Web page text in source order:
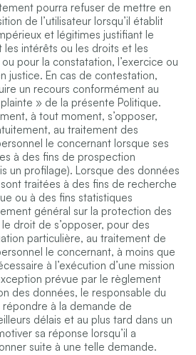
pourra refuser de mettre en
de l’utilisateur lorsqu’il établit
et légitimes justifiant le
intérêts ou les droits et les
ou pour la constatation, l’exercice ou
justice. En cas de contestation,
un recours conformément au
» de la présente Politique.
à tout moment, s’opposer,
au traitement des
le concernant lorsque ses
à des fins de prospection
un profilage). Lorsque des données
traitées à des fins de recherche
ou à des fins statistiques
général sur la protection des
droit de s’opposer, pour des
particulière, au traitement de
le concernant, à moins que
à l’exécution d’une mission
prévue par le règlement
des données, le responsable du
à la demande de
délais et au plus tard dans un
sa réponse lorsqu’il a
suite à une telle demande.